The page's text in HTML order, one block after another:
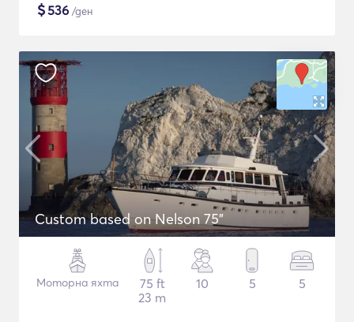
$536 /ден
Custom based on Nelson 75"
Моторна яхта
75 ft
23 m
10 5 5